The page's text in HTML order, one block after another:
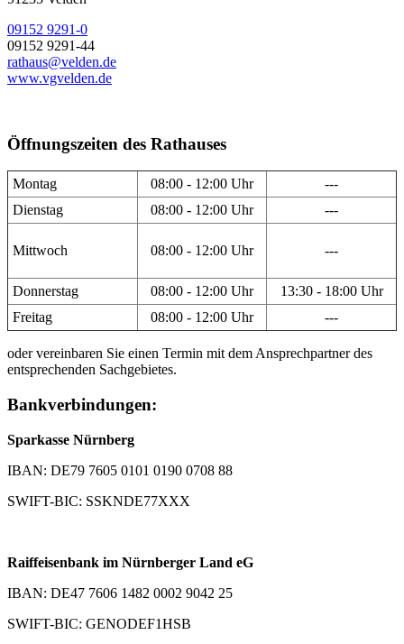
09152 9291-0
09152 9291-44
rathaus@velden.de
www.vgvelden.de
Öffnungszeiten des Rathauses
Montag 08:00 - 12:00 Uhr
---
Dienstag
08:00 - 12:00 Uhr ---
Mittwoch 08:00 - 12:00 Uhr ---
Donnerstag 08:00 - 12:00 Uhr
13:30 - 18:00 Uhr
Freitag
08:00 - 12:00 Uhr ---
oder vereinbaren Sie einen Termin mit dem Ansprechpartner des
entsprechenden Sachgebietes.
Bankverbindungen:
Sparkasse Nürnberg
IBAN: DE79 7605 0101 0190 0708 88
SWIFT-BIC: SSKNDE77XXX
Raiffeisenbank im Nürnberger Land eG
IBAN: DE47 7606 1482 0002 9042 25
SWIFT-BIC: GENODEF1HSB